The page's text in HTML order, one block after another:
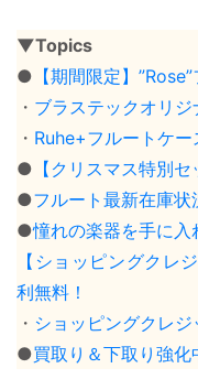
▼Topics
● 【期間限定】
・ ブラステックオリジ
・ Ruhe+フルートケー
● 【クリスマス特別
●フルート最新在庫状
●憧れの楽器を手に入
【ショッピングクレ
利無料！
・ ショッピングクレジ
●買取り＆下取り強化